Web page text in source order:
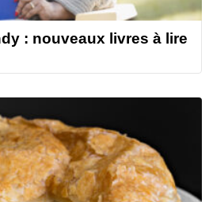
: nouveaux livres à lire